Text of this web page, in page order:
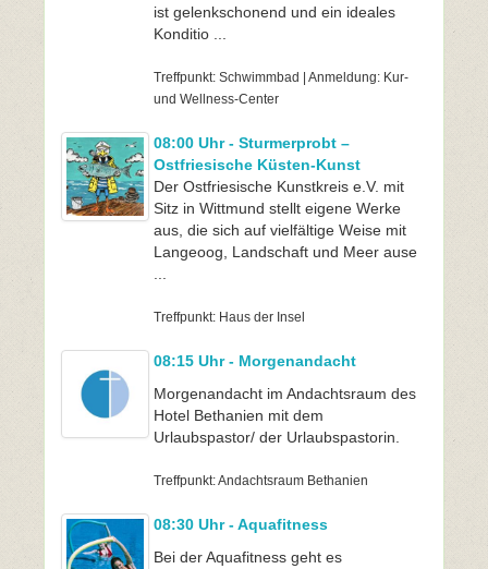
ist gelenkschonend und ein ideales
Konditio ...
Treffpunkt: Schwimmbad | Anmeldung: Kur-
und Wellness-Center
08:00 Uhr - Sturmerprobt –
Ostfriesische Küsten-Kunst
Der Ostfriesische Kunstkreis e.V. mit
Sitz in Wittmund stellt eigene Werke
aus, die sich auf vielfältige Weise mit
Langeoog, Landschaft und Meer ause
Treffpunkt: Haus der Insel
08:15 Uhr - Morgenandacht
Morgenandacht im Andachtsraum des
Hotel Bethanien mit dem
Urlaubspastor/ der Urlaubspastorin.
Treffpunkt: Andachtsraum Bethanien
08:30 Uhr - Aquafitness
Bei der Aquafitness geht es